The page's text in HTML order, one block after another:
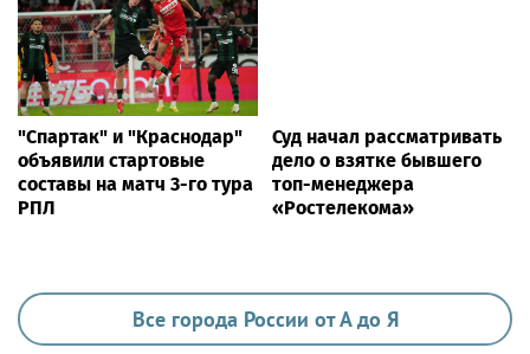
"Спартак" и "Краснодар"
объявили стартовые
составы на матч 3-го тура
РПЛ
Суд начал рассматривать
дело о взятке бывшего
топ-менеджера
«Ростелекома»
Все города России от А до Я